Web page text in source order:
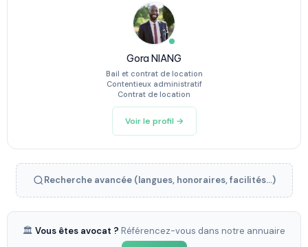
Gora NIANG
Bail et contrat de location
Contentieux administratif
Contrat de location
Voir le profil →
Recherche avancée (langues, honoraires, facilités...)
🏛️ Vous êtes avocat ? Référencez-vous dans notre annuaire